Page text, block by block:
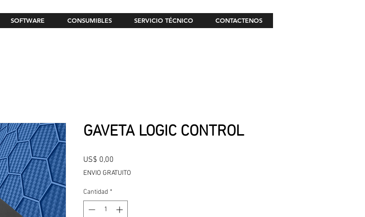
SOFTWARE CONSUMIBLES SERVICIO TÉCNICO CONTACTENOS
GAVETA LOGIC CONTROL
US$ 0,00
ENVIO GRATUITO
Cantidad *